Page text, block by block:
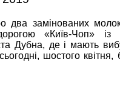
два замінованих
«Київ-Чоп» із
Дубна, де і мають
шостого квітня,